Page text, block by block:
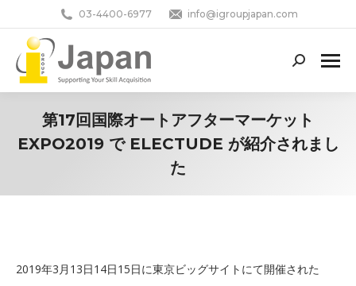
03-4400-6977 info@igroupjapan.com
Search:
第17回国際オートアフターマーケット
EXPO2019 で ELECTUDE が紹介されまし
た
2019年3月13日14日15日に東京ビッグサイトにて開催された